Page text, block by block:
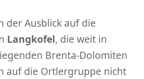
der Ausblick auf die
Langkofel, die weit in
Brenta-Dolomiten
auf die Ortlergruppe nicht